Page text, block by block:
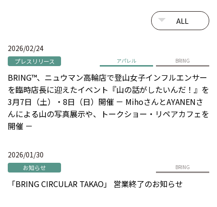
2026/02/24
プレスリリース アパレル BRING
BRING™、ニュウマン高輪店で登山女子インフルエンサー
を臨時店長に迎えたイベント『山の話がしたいんだ！』を
3月7日（土）・8日（日）開催 － MihoさんとAYANENさ
んによる山の写真展示や、トークショー・リペアカフェを
開催 －
2026/01/30
お知らせ BRING
「BRING CIRCULAR TAKAO」 営業終了のお知らせ